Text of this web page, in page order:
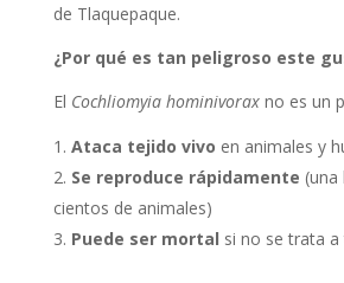
de Tlaquepaque.
¿Por qué es tan peligroso este
El Cochliomyia hominivoraxno es un
Ataca tejido vivo en animales y
Se reproduce rápidamente
cientos de animales)
Puede ser mortal si no se trata